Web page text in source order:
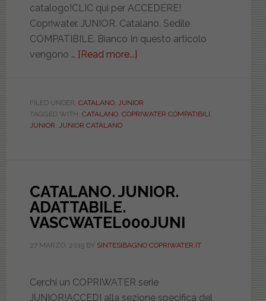
catalogo!CLIC qui per ACCEDERE!
Copriwater. JUNIOR. Catalano. Sedile
COMPATIBILE. Bianco In questo articolo
vengono … [Read more...]
COMPATIBILE.
BIAD021NORMAJUNI
FILED UNDER: CATALANO,
JUNIOR
TAGGED WITH: CATALANO, COPRIWATER COMPATIBILI
JUNIOR
JUNIOR CATALANO
CATALANO. JUNIOR.
ADATTABILE.
VASCWATEL000JUNI
27 MARZO, 2019BY SINTESIBAGNO COPRIWATER.IT
Cerchi un COPRIWATER serie
JUNIOR!ACCEDI alla sezione specifica del